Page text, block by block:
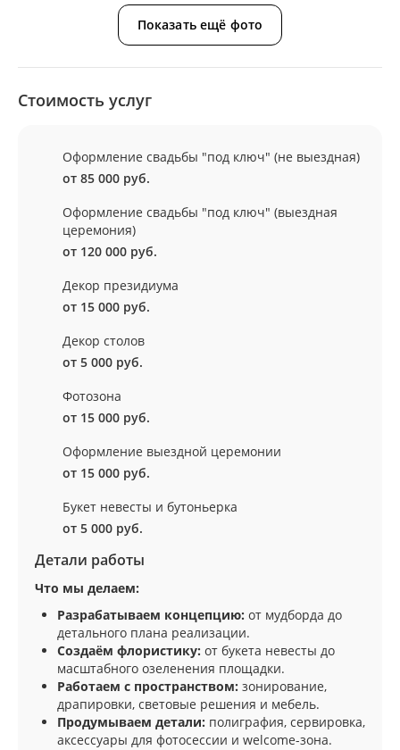
Показать ещё фото
Стоимость услуг
Оформление свадьбы "под ключ" (не выездная)
от 85 000 руб.
Оформление свадьбы "под ключ" (выездная
церемония)
от 120 000 руб.
Декор президиума
от 15 000 руб.
Декор столов
от 5 000 руб.
Фотозона
от 15 000 руб.
Оформление выездной церемонии
от 15 000 руб.
Букет невесты и бутоньерка
от 5 000 руб.
Детали работы
Что мы делаем:
Разрабатываем концепцию: от мудборда до
детального плана реализации.
Создаём флористику: от букета невесты до
масштабного озеленения площадки.
Работаем с пространством: зонирование,
драпировки, световые решения и мебель.
Продумываем детали: полиграфия, сервировка,
аксессуары для фотосессии и welcome-зона.